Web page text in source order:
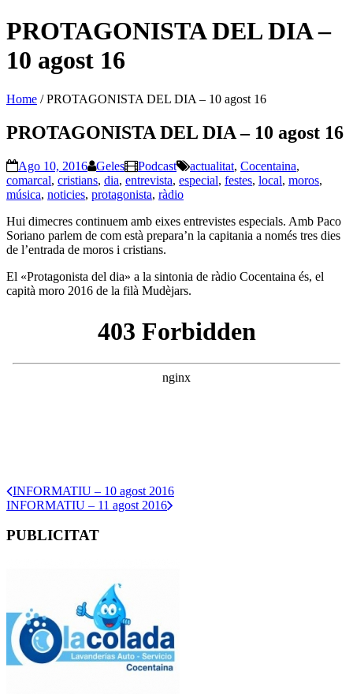
PROTAGONISTA DEL DIA –
10 agost 16
Home /PROTAGONISTA DEL DIA – 10 agost 16
PROTAGONISTA DEL DIA – 10 agost 16
Ago 10, 2016 Geles Podcast actualitat, Cocentaina,
comarcal, cristians, dia, entrevista, especial, festes, local, moros,
música, noticies, protagonista, ràdio
Hui dimecres continuem amb eixes entrevistes especials. Amb Paco
Soriano parlem de com està prepara’n la capitania a només tres dies
de l’entrada de moros i cristians.
El «Protagonista del dia» a la sintonia de ràdio Cocentaina és, el
capità moro 2016 de la filà Mudèjars.
INFORMATIU – 10 agost 2016
INFORMATIU – 11 agost 2016
PUBLICITAT